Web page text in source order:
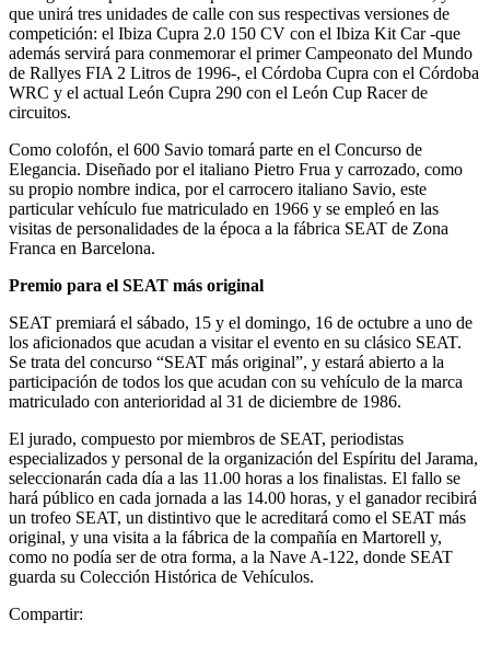
que unirá tres unidades de calle con sus respectivas versiones de
competición: el Ibiza Cupra 2.0 150 CV con el Ibiza Kit Car -que
además servirá para conmemorar el primer Campeonato del Mundo
de Rallyes FIA 2 Litros de 1996-, el Córdoba Cupra con el Córdoba
WRC y el actual León Cupra 290 con el León Cup Racer de
circuitos.
Como colofón, el 600 Savio tomará parte en el Concurso de
Elegancia. Diseñado por el italiano Pietro Frua y carrozado, como
su propio nombre indica, por el carrocero italiano Savio, este
particular vehículo fue matriculado en 1966 y se empleó en las
visitas de personalidades de la época a la fábrica SEAT de Zona
Franca en Barcelona.
Premio para el SEAT más original
SEAT premiará el sábado, 15 y el domingo, 16 de octubre a uno de
los aficionados que acudan a visitar el evento en su clásico SEAT.
Se trata del concurso “SEAT más original”, y estará abierto a la
participación de todos los que acudan con su vehículo de la marca
matriculado con anterioridad al 31 de diciembre de 1986.
El jurado, compuesto por miembros de SEAT, periodistas
especializados y personal de la organización del Espíritu del Jarama,
seleccionarán cada día a las 11.00 horas a los finalistas. El fallo se
hará público en cada jornada a las 14.00 horas, y el ganador recibirá
un trofeo SEAT, un distintivo que le acreditará como el SEAT más
original, y una visita a la fábrica de la compañía en Martorell y,
como no podía ser de otra forma, a la Nave A-122, donde SEAT
guarda su Colección Histórica de Vehículos.
Compartir: